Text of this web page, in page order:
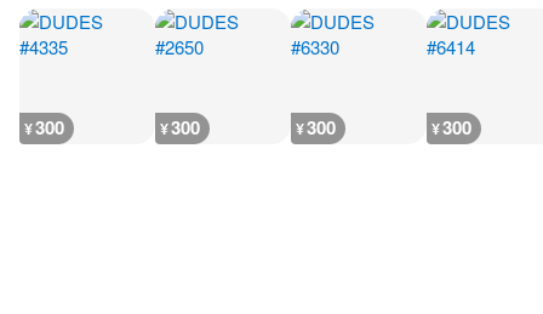
¥300 ¥300 ¥300 ¥300